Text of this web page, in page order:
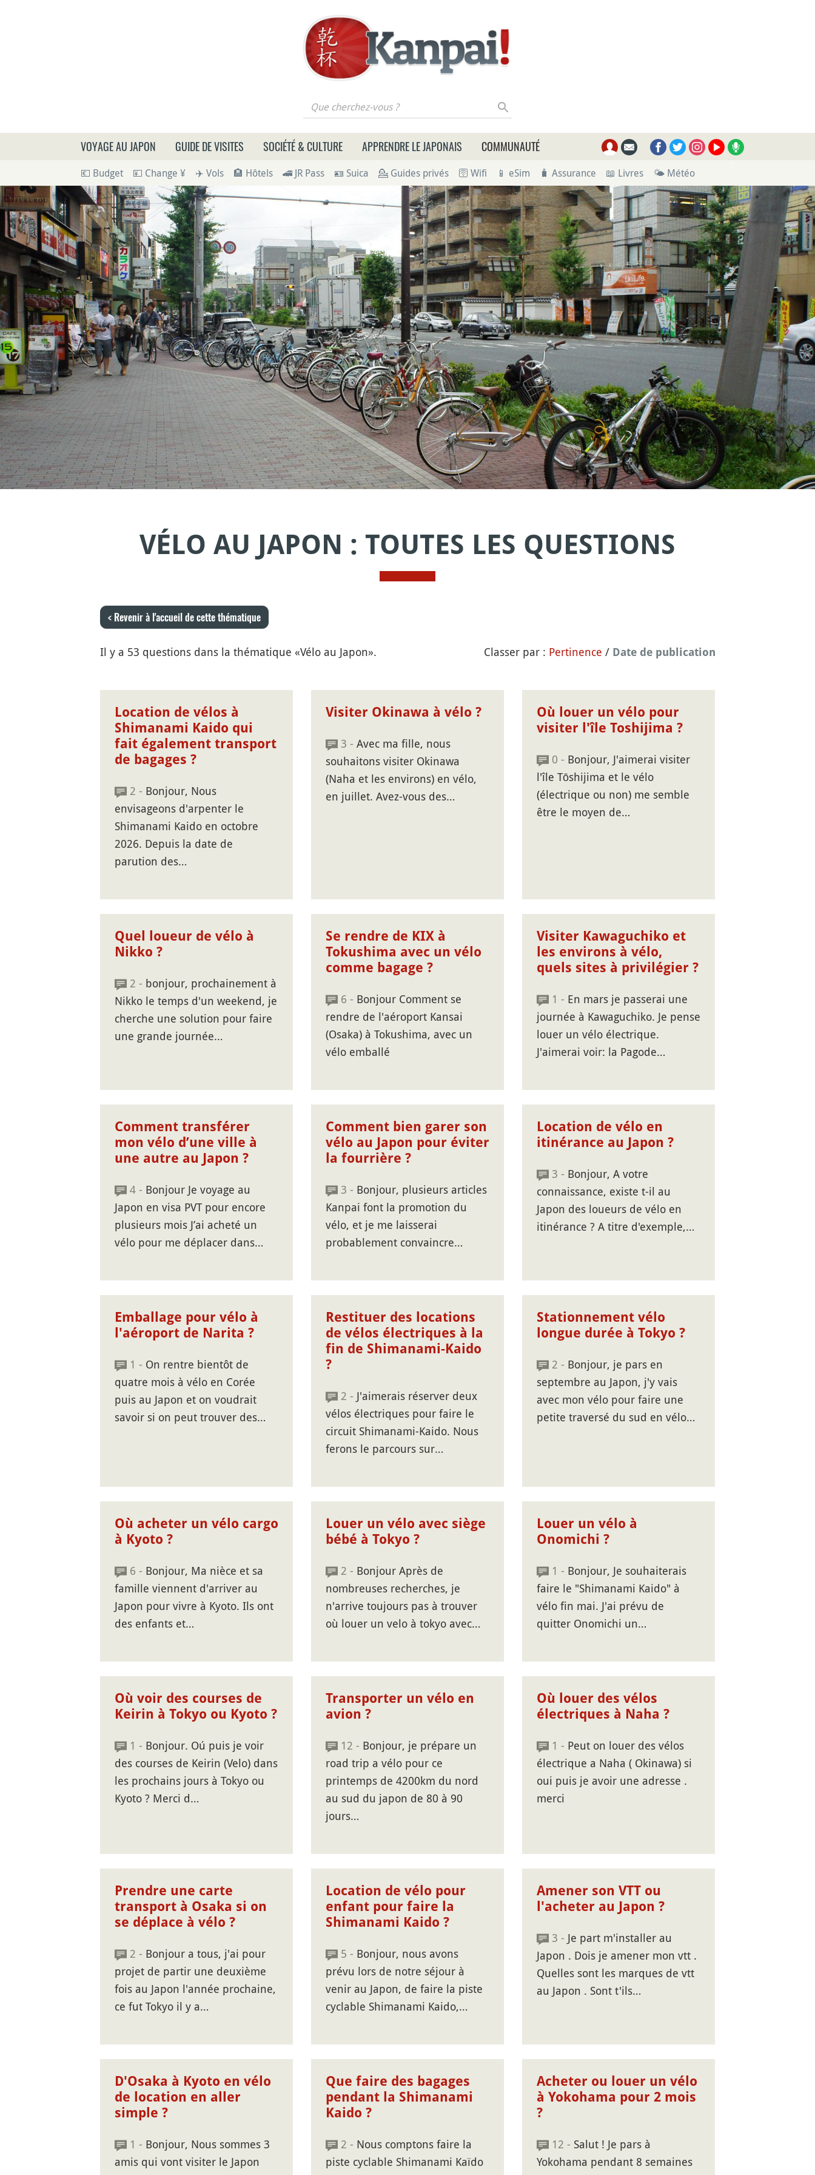
Que cherchez-vous ?
VOYAGE AU JAPON GUIDE DE VISITES SOCIÉTÉ & CULTURE APPRENDRE LE JAPONAIS COMMUNAUTÉ
💶 Budget 💴 Change ¥ ✈️ Vols 🏨 Hôtels 🚄 JR Pass 🪪 Suica 💁 Guides privés 🛜 Wifi 📱 eSim 🧳 Assurance 📖 Livres 🌤 Météo
VÉLO AU JAPON : TOUTES LES QUESTIONS
< Revenir à l'accueil de cette thématique
Il y a 53 questions dans la thématique «Vélo au Japon». Classer par : Pertinence / Date de publication
Location de vélos à
Shimanami Kaido qui
fait également transport
de bagages ?
2 - Bonjour, Nous
envisageons d'arpenter le
Shimanami Kaido en octobre
2026. Depuis la date de
parution des…
Visiter Okinawa à vélo ?
3 - Avec ma fille, nous
souhaitons visiter Okinawa
(Naha et les environs) en vélo,
en juillet. Avez-vous des…
Où louer un vélo pour
visiter l'île Toshijima ?
0 - Bonjour, J'aimerai visiter
l'île Tōshijima et le vélo
(électrique ou non) me semble
être le moyen de…
Quel loueur de vélo à
Nikko ?
2 - bonjour, prochainement à
Nikko le temps d'un weekend, je
cherche une solution pour faire
une grande journée…
Se rendre de KIX à
Tokushima avec un vélo
comme bagage ?
6 - Bonjour Comment se
rendre de l'aéroport Kansai
(Osaka) à Tokushima, avec un
vélo emballé
Visiter Kawaguchiko et
les environs à vélo,
quels sites à privilégier ?
1 - En mars je passerai une
journée à Kawaguchiko. Je pense
louer un vélo électrique.
J'aimerai voir: la Pagode…
Comment transférer
mon vélo d’une ville à
une autre au Japon ?
4 - Bonjour Je voyage au
Japon en visa PVT pour encore
plusieurs mois J’ai acheté un
vélo pour me déplacer dans…
Comment bien garer son
vélo au Japon pour éviter
la fourrière ?
3 - Bonjour, plusieurs articles
Kanpai font la promotion du
vélo, et je me laisserai
probablement convaincre…
Location de vélo en
itinérance au Japon ?
3 - Bonjour, A votre
connaissance, existe t-il au
Japon des loueurs de vélo en
itinérance ? A titre d'exemple,…
Emballage pour vélo à
l'aéroport de Narita ?
1 - On rentre bientôt de
quatre mois à vélo en Corée
puis au Japon et on voudrait
savoir si on peut trouver des…
Restituer des locations
de vélos électriques à la
fin de Shimanami-Kaido
?
2 - J'aimerais réserver deux
vélos électriques pour faire le
circuit Shimanami-Kaido. Nous
ferons le parcours sur…
Stationnement vélo
longue durée à Tokyo ?
2 - Bonjour, je pars en
septembre au Japon, j'y vais
avec mon vélo pour faire une
petite traversé du sud en vélo…
Où acheter un vélo cargo
à Kyoto ?
6 - Bonjour, Ma nièce et sa
famille viennent d'arriver au
Japon pour vivre à Kyoto. Ils ont
des enfants et…
Louer un vélo avec siège
bébé à Tokyo ?
2 - Bonjour Après de
nombreuses recherches, je
n'arrive toujours pas à trouver
où louer un velo à tokyo avec…
Louer un vélo à
Onomichi ?
1 - Bonjour, Je souhaiterais
faire le "Shimanami Kaido" à
vélo fin mai. J'ai prévu de
quitter Onomichi un…
Où voir des courses de
Keirin à Tokyo ou Kyoto ?
1 - Bonjour. Oú puis je voir
des courses de Keirin (Velo) dans
les prochains jours à Tokyo ou
Kyoto ? Merci d…
Transporter un vélo en
avion ?
12 - Bonjour, je prépare un
road trip a vélo pour ce
printemps de 4200km du nord
au sud du japon de 80 à 90
jours…
Où louer des vélos
électriques à Naha ?
1 - Peut on louer des vélos
électrique a Naha ( Okinawa) si
oui puis je avoir une adresse .
merci
Prendre une carte
transport à Osaka si on
se déplace à vélo ?
2 - Bonjour a tous, j'ai pour
projet de partir une deuxième
fois au Japon l'année prochaine,
ce fut Tokyo il y a…
Location de vélo pour
enfant pour faire la
Shimanami Kaido ?
5 - Bonjour, nous avons
prévu lors de notre séjour à
venir au Japon, de faire la piste
cyclable Shimanami Kaido,…
Amener son VTT ou
l'acheter au Japon ?
3 - Je part m'installer au
Japon . Dois je amener mon vtt .
Quelles sont les marques de vtt
au Japon . Sont t'ils…
D'Osaka à Kyoto en vélo
de location en aller
simple ?
1 - Bonjour, Nous sommes 3
amis qui vont visiter le Japon
Que faire des bagages
pendant la Shimanami
Kaido ?
2 - Nous comptons faire la
piste cyclable Shimanami Kaïdo
Acheter ou louer un vélo
à Yokohama pour 2 mois
?
12 - Salut ! Je pars à
Yokohama pendant 8 semaines